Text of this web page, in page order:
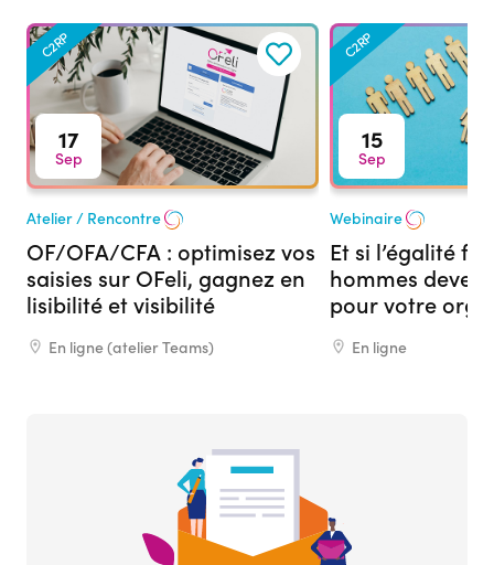
17
Sep
C2RP
Atelier / Rencontre
OF/OFA/CFA : optimisez vos
saisies sur OFeli, gagnez en
lisibilité et visibilité
En ligne (atelier Teams)
15
Sep
C2RP
Webinaire
Et si l’égalité
hommes
pour votre
En ligne